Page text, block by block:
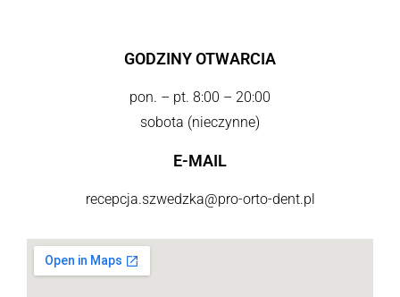
GODZINY OTWARCIA
pon. – pt. 8:00 – 20:00
sobota (nieczynne)
E-MAIL
recepcja.szwedzka@pro-orto-dent.pl